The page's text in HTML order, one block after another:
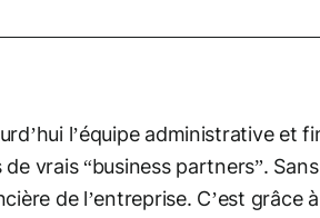
l’équipe administrative et
de vrais “business partners”.
de l’entreprise. C’est grâce